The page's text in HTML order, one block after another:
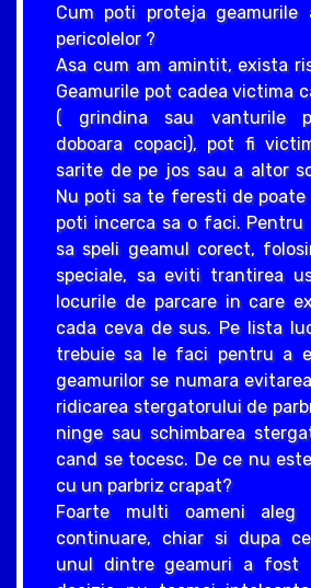
Cum poti proteja geamurile
pericolelor ?
Asa cum am amintit, exista
Geamurile pot cadea victima
( grindina sau vanturile
doboara copaci), pot fi
sarite de pe jos sau a altor
Nu poti sa te feresti de poate
poti incerca sa o faci. Pentru
sa speli geamul corect,
speciale, sa eviti trantirea
locurile de parcare in care
cada ceva de sus. Pe lista
trebuie sa le faci pentru a
geamurilor se numara
ridicarea stergatorului de
ninge sau schimbarea
cand se tocesc. De ce nu
cu un parbriz crapat?
Foarte multi oameni
continuare, chiar si dupa
unul dintre geamuri a fost